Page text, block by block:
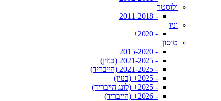
ולוסטר
- 2011-2018
וניו
- 2020+
טוסון
- 2015-2020
- 2021-2025 (בנזין)
- 2021-2025 (הייבריד)
- 2025+ (בנזין)
- 2025+ (לונג הייבריד)
- 2026+ (הייבריד)